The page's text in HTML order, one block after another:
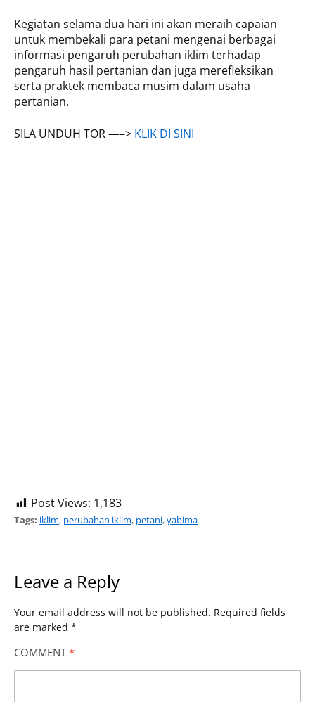
Kegiatan selama dua hari ini akan meraih capaian
untuk membekali para petani mengenai berbagai
informasi pengaruh perubahan iklim terhadap
pengaruh hasil pertanian dan juga merefleksikan
serta praktek membaca musim dalam usaha
pertanian.
SILA UNDUH TOR —–> KLIK DI SINI
Post Views: 1,183
Tags: iklim, perubahan iklim, petani,yabima
Leave a Reply
Your email address will not be published. Required fields
are marked *
COMMENT *